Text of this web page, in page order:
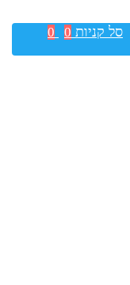
סל קניות 0
0